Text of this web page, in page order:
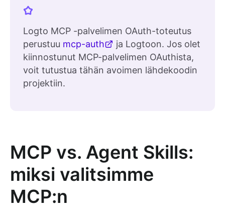
Logto MCP -palvelimen OAuth-toteutus
perustuu mcp-auth
ja Logtoon. Jos olet
kiinnostunut MCP-palvelimen OAuthista,
voit tutustua tähän avoimen lähdekoodin
projektiin.
MCP vs. Agent Skills:
miksi valitsimme
MCP:n